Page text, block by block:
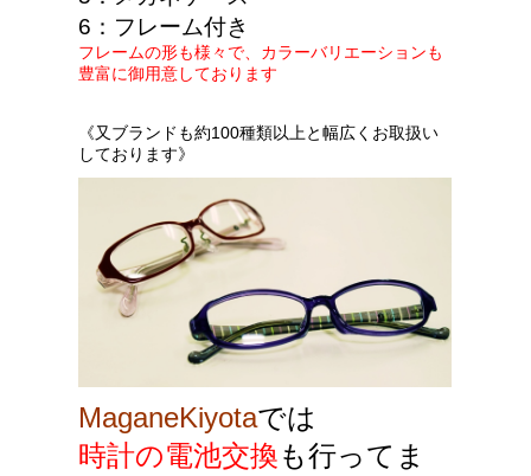
6 ：フレーム付き
フレームの形も様々で、カラーバリエーションも
豊富に御用意しております
《又ブランドも約100種類以上と幅広くお取扱い
しております》
MaganeKiyotaでは
時計の電池交換も行ってま